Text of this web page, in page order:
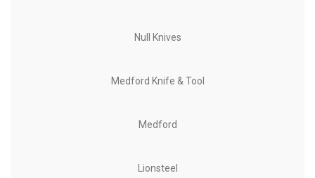
Null Knives
Medford Knife & Tool
Medford
Lionsteel